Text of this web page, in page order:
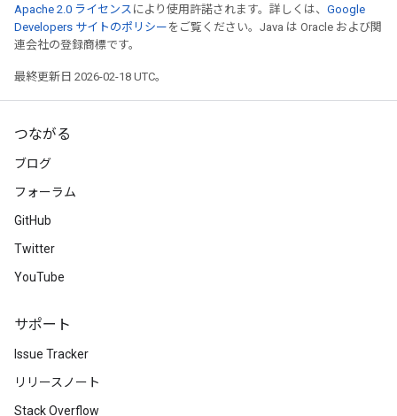
Apache 2.0 ライセンス により使用許諾されます。詳しくは、 Google
Developers サイトのポリシー をご覧ください。Java は Oracle および関
連会社の登録商標です。
最終更新日 2026-02-18 UTC。
つながる
ブログ
フォーラム
GitHub
Twitter
YouTube
サポート
Issue Tracker
リリースノート
Stack Overflow